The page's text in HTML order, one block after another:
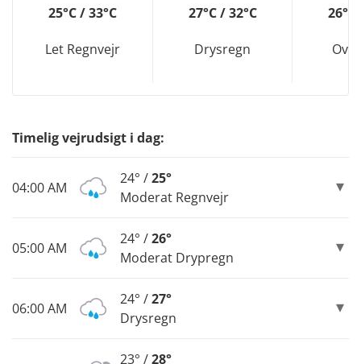
25°C / 33°C
Let Regnvejr
27°C / 32°C
Drysregn
26°C
Timelig vejrudsigt i dag:
04:00 AM
24° /25°
Moderat Regnvejr
05:00 AM
24° /26°
Moderat Drypregn
06:00 AM
24° /27°
Drysregn
23° /28°